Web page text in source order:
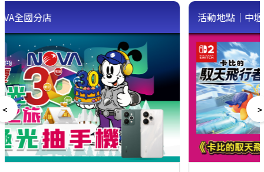
活動地點｜中壢店、台中店、東海店、桃園店、高雄店